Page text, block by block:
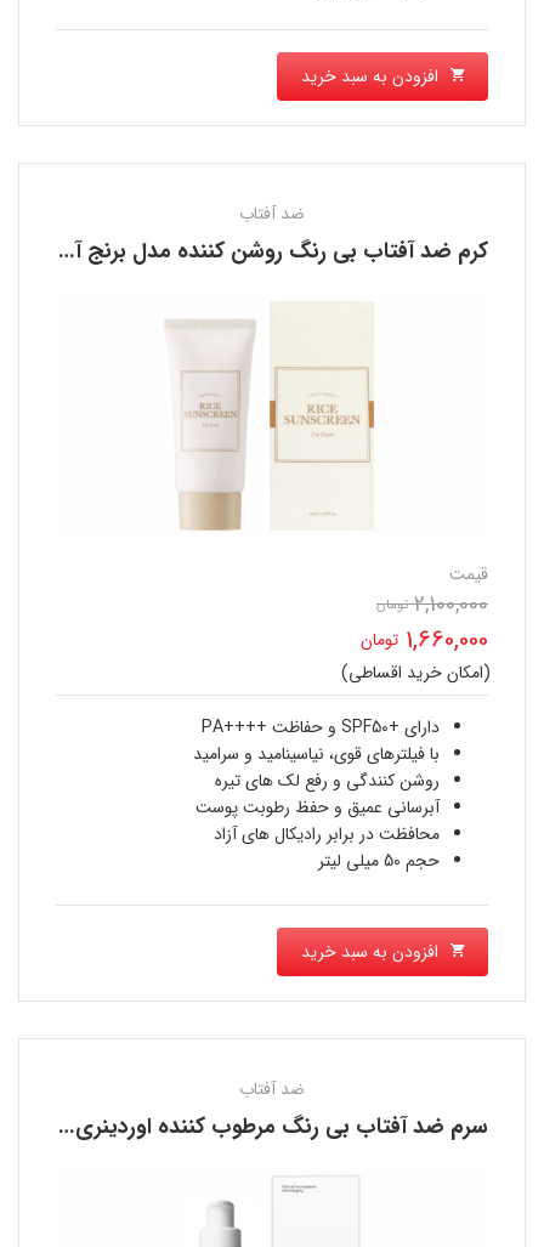
افزودن به سبد خرید
ضد آفتاب
کرم ضد آفتاب بی رنگ روشن کننده مدل برنج آیم فرام I’M FROM
قیمت
2,100,000 تومان
اصلی
2,100,000 تومان
بود.
1,660,000 تومان
قیمت
فعلی
1,660,000 تومان
است.
(امکان خرید اقساطی)
دارای +SPF50 و حفاظت ++++PA
با فیلترهای قوی، نیاسینامید و سرامید
روشن کنندگی و رفع لک های تیره
آبرسانی عمیق و حفظ رطوبت پوست
محافظت در برابر رادیکال های آزاد
حجم 50 میلی لیتر
افزودن به سبد خرید
ضد آفتاب
سرم ضد آفتاب بی رنگ مرطوب کننده اوردینری THE ORDINARY